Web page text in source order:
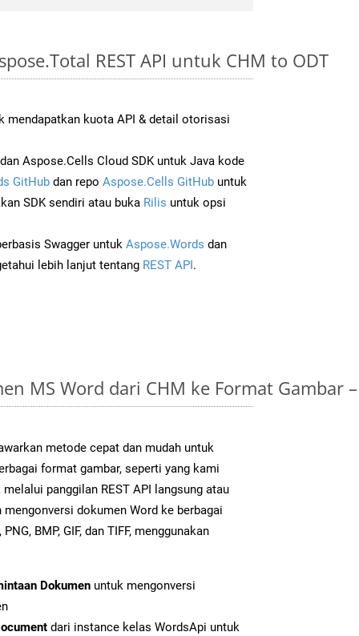
REST API untuk CHM to ODT
mendapatkan kuota API & detail otorisasi
Aspose.Cells Cloud SDK untuk Java kode
GitHub dan repo Aspose.Cells GitHub untuk
SDK sendiri atau buka Rilis untuk opsi
Swagger untuk Aspose.Words dan
lebih lanjut tentang REST API.
MS Word dari CHM ke Format Gambar
metode cepat dan mudah untuk
format gambar, seperti yang kami
panggilan REST API langsung atau
mengonversi dokumen Word ke berbagai
BMP, GIF, dan TIFF, menggunakan
Dokumen untuk mengonversi
dari instance kelas WordsApi untuk